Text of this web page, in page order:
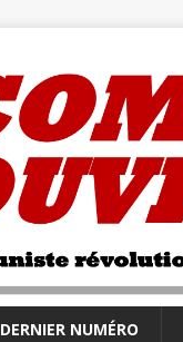
DERNIER NUMÉRO